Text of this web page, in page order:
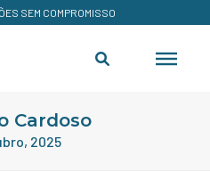
SEM COMPROMISSO
Cardoso
2025